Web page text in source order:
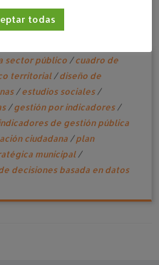
Etiquetado
sector público /cuadro de
territorial/diseño de
/estudios sociales /
/gestión por indicadores /
de gestión pública
ciudadana /plan
municipal/
decisiones basada en datos
todas